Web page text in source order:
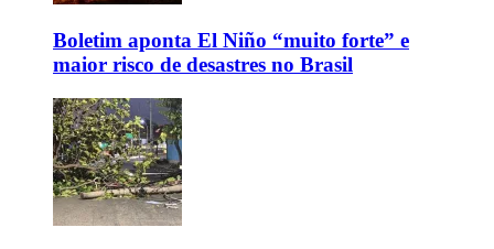
Boletim aponta El Niño “muito forte” e
maior risco de desastres no Brasil